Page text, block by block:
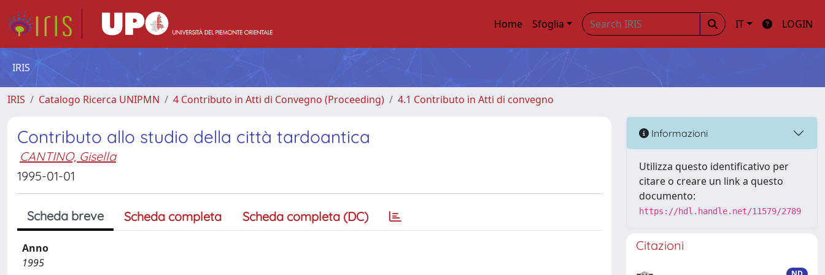
Home Sfoglia IT LOGIN
IRIS
IRIS Catalogo Ricerca UNIPMN 4 Contributo in Atti di Convegno (Proceeding) 4.1 Contributo in Atti di convegno
Contributo allo studio della città tardoantica
CANTINO, Gisella
1995-01-01
Scheda breve Scheda completa Scheda completa (DC)
Anno
1995
Informazioni
Utilizza questo identificativo per
citare o creare un link a questo
documento:
https://hdl.handle.net/11579/2789
Citazioni